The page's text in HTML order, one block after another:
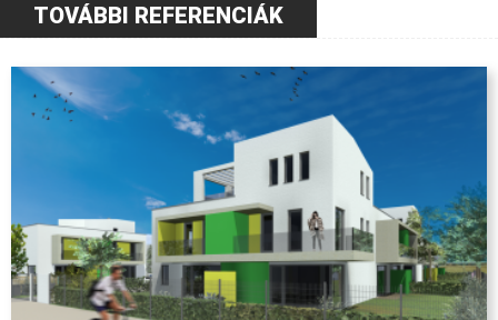
TOVÁBBI REFERENCIÁK